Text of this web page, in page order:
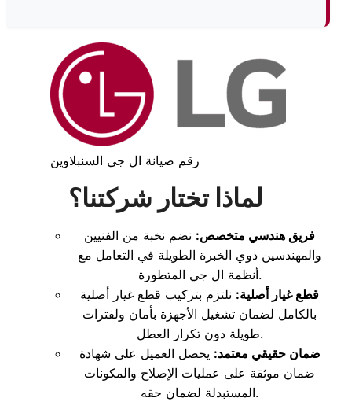
رقم صيانة ال جي السنبلاوين
فريق هندسي متخصص: نضم نخبة من الفنيين
والمهندسين ذوي الخبرة الطويلة في التعامل مع
أنظمة ال جي المتطورة.
قطع غيار أصلية: نلتزم بتركيب قطع غيار أصلية
بالكامل لضمان تشغيل الأجهزة بأمان ولفترات
طويلة دون تكرار العطل.
ضمان حقيقي معتمد: يحصل العميل على شهادة
ضمان موثقة على عمليات الإصلاح والمكونات
المستبدلة لضمان حقه.